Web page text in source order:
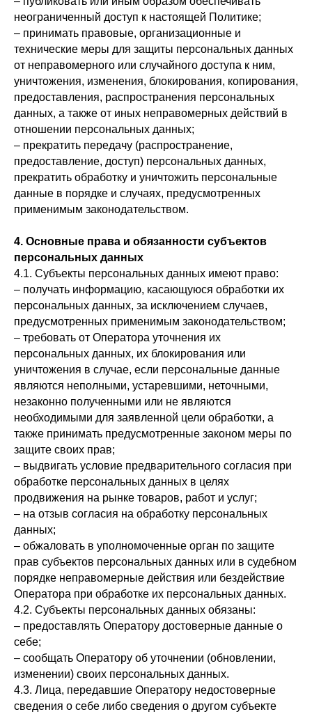
неограниченный доступ к настоящей Политике;
– принимать правовые, организационные и
технические меры для защиты персональных данных
от неправомерного или случайного доступа к ним,
уничтожения, изменения, блокирования, копирования,
предоставления, распространения персональных
данных, а также от иных неправомерных действий в
отношении персональных данных;
– прекратить передачу (распространение,
предоставление, доступ) персональных данных,
прекратить обработку и уничтожить персональные
данные в порядке и случаях, предусмотренных
применимым законодательством.
4. Основные права и обязанности субъектов
персональных данных
4.1. Субъекты персональных данных имеют право:
– получать информацию, касающуюся обработки их
персональных данных, за исключением случаев,
предусмотренных применимым законодательством;
– требовать от Оператора уточнения их
персональных данных, их блокирования или
уничтожения в случае, если персональные данные
являются неполными, устаревшими, неточными,
незаконно полученными или не являются
необходимыми для заявленной цели обработки, а
также принимать предусмотренные законом меры по
защите своих прав;
– выдвигать условие предварительного согласия при
обработке персональных данных в целях
продвижения на рынке товаров, работ и услуг;
– на отзыв согласия на обработку персональных
данных;
– обжаловать в уполномоченные орган по защите
прав субъектов персональных данных или в судебном
порядке неправомерные действия или бездействие
Оператора при обработке их персональных данных.
4.2. Субъекты персональных данных обязаны:
– предоставлять Оператору достоверные данные о
себе;
– сообщать Оператору об уточнении (обновлении,
изменении) своих персональных данных.
4.3. Лица, передавшие Оператору недостоверные
сведения о себе либо сведения о другом субъекте